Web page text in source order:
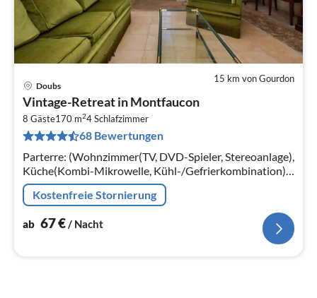
15 km von Gourdon
Doubs
Vintage-Retreat in Montfaucon
8 Gäste170 m24Schlafzimmer
68 Bewertungen
Parterre: (Wohnzimmer(TV, DVD-Spieler, Stereoanlage),
Küche(Kombi-Mikrowelle, Kühl-/Gefrierkombination),
Schlafzimmer(Doppelbett), Badezimmer(Dusche),
Toilette) In der 1.
Kostenfreie Stornierung
ab 67€/ Nacht